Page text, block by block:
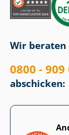
Wir beraten
0800 - 909
abschicken: